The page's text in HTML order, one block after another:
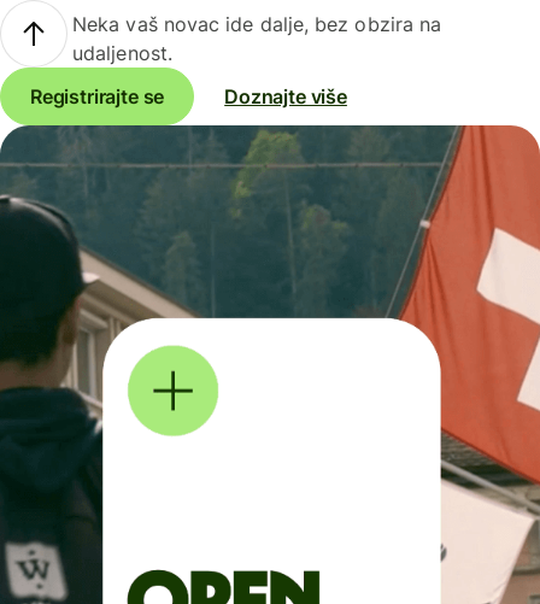
Neka vaš novac ide dalje, bez obzira na
udaljenost.
Registrirajte se
Doznajte više